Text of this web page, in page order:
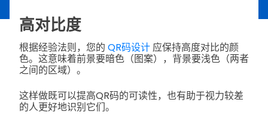
高对比度
根据经验法则，您的 QR码设计应保持高度对比的颜
色。这意味着前景要暗色（图案），背景要浅色（两者
之间的区域）。
这样做既可以提高QR码的可读性，也有助于视力较差
的人更好地识别它们。